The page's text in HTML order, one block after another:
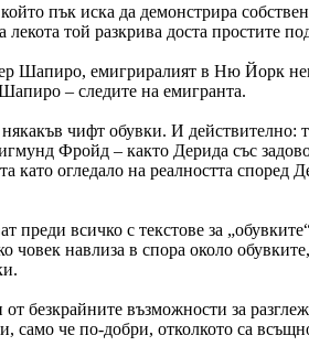
пък иска да демонстрира
той разкрива доста простите
Шапиро, емигриралият в Ню Йорк
– следите на емигранта.
чифт обувки. И
Фройд – както Дерида със
като огледало на реалността
преди всичко с текстове за
навлиза в спора около
безкрайните възможности за
само че по-добри, отколкото са